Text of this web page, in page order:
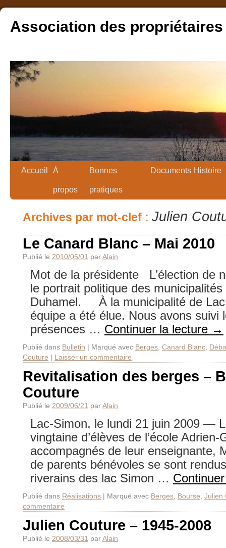
Association des
Accueil À
propos
Bonnes
pratiques
Documents Histoire
Archives par mot-clef : Julien
Le Canard Blanc – Mai 2010
Publié le 2010/05/01 parAlain
Mot de la présidente L’élection de
le portrait politique des
Duhamel. À la municipalité de Lac
équipe a été élue. Nous avons suivi
présences … Continuer la lecture →
Publié dans Bulletin | Marqué avec Berges Canard Blanc
Couture | Laisser un commentaire
Revitalisation des berges –
Couture
Publié le 2009/06/21 parAlain
Lac-Simon, le lundi 21 juin 2009 —
vingtaine d’élèves de l’école
accompagnés de leur enseignante,
de parents bénévoles se sont
riverains des lac Simon …
Publié dans Réalisations | Marqué avec Berges Bourse Julien
commentaire
Julien Couture – 1945-2008
Publié le 2008/03/31 parAlain